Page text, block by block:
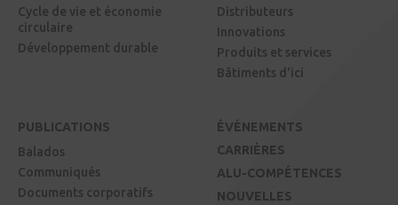
Cycle de vie et économie
circulaire
Développement durable
Distributeurs
Innovations
Produits et services
Bâtiments d'ici
PUBLICATIONS
Balados
Communiqués
Documents corporatifs
ÉVÉNEMENTS
CARRIÈRES
ALU-COMPÉTENCES
NOUVELLES